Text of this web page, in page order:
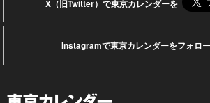
X（旧Twitter）で東京カレンダーを
Instagramで東京カレンダーをフォロ